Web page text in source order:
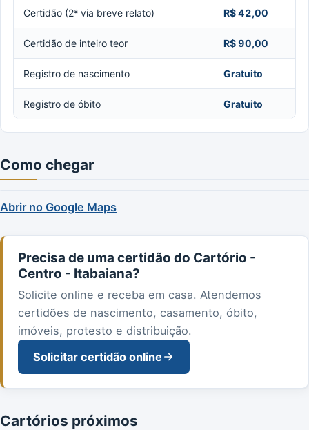
Certidão (2ª via breve relato) R$ 42,00
Certidão de inteiro teor R$ 90,00
Registro de nascimento Gratuito
Registro de óbito Gratuito
Como chegar
Abrir no Google Maps
Precisa de uma certidão do Cartório -
Centro - Itabaiana?
Solicite online e receba em casa. Atendemos
certidões de nascimento, casamento, óbito,
imóveis, protesto e distribuição.
Solicitar certidão online
Cartórios próximos